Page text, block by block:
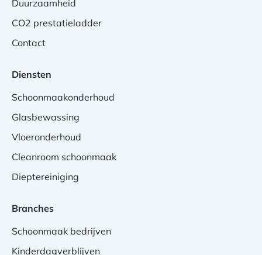
Duurzaamheid
CO2 prestatieladder
Contact
Diensten
Schoonmaakonderhoud
Glasbewassing
Vloeronderhoud
Cleanroom schoonmaak
Dieptereiniging
Branches
Schoonmaak bedrijven
Kinderdagverblijven